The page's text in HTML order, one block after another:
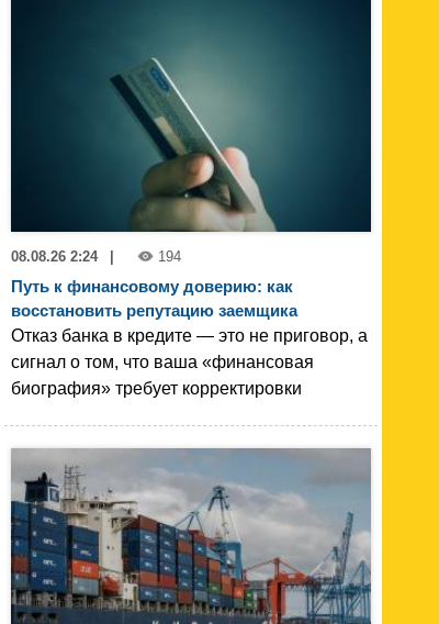
08.08.26 2:24 194
Путь к финансовому доверию: как
восстановить репутацию заемщика
Отказ банка в кредите — это не приговор, а
сигнал о том, что ваша «финансовая
биография» требует корректировки